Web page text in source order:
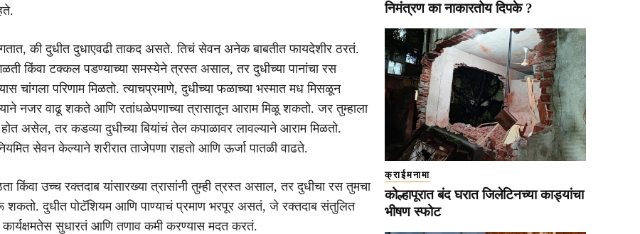
की दुधीत दुधाएवढी ताकद असते. तिचं सेवन अनेक बाबतीत फायदेशीर ठरतं.
किंवा टक्कल पडण्याच्या समस्येने त्रस्त असाल, तर दुधीच्या पानांचा रस
चांगला परिणाम मिळतो. त्याचप्रमाणे, दुधीच्या फळाच्या भस्मात मध मिसळून
नजर वाढू शकते आणि रतांधळेपणाच्या त्रासातून आराम मिळू शकतो. जर तुम्हाला
असेल, तर कडव्या दुधीच्या बियांचं तेल कपाळावर लावल्याने आराम मिळतो.
सेवन केल्याने शरीरात ताजेपणा राहतो आणि ऊर्जा पातळी वाढते.
किंवा उच्च रक्तदाब यांसारख्या त्रासांनी तुम्ही त्रस्त असाल, तर दुधीचा रस तुमचा
दुधीत पोटॅशियम आणि पाण्याचं प्रमाण भरपूर असतं, जे रक्तदाब संतुलित
कार्यक्षमतेस सुधारतं आणि तणाव कमी करण्यास मदत करतं.
निमंत्रण का नाकारतोय दिपके ?
क्राईमनामा
कोल्हापूरात बंद घरात जिलेटिनच्या काड्यांचा
भीषण स्फोट